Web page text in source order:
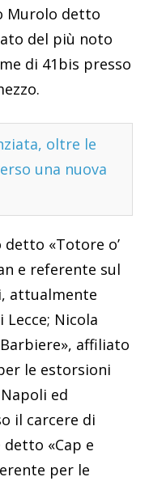
Murolo detto
del più noto
di 41bis presso
oltre le
una nuova
detto «Totore o’
e referente sul
attualmente
Nicola
affiliato
le estorsioni
ed
il carcere di
detto «Cap e
per le